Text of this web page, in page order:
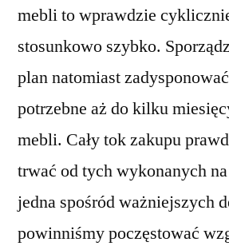
mebli to wprawdzie
stosunkowo szybko.
plan natomiast
potrzebne aż do kilku
mebli. Cały tok zakupu
trwać od tych wykonanych
jedna spośród ważniejszych
powinniśmy poczęstować